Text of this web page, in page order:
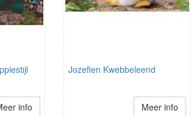
info
Jozefien Kwebbeleend
Meer info